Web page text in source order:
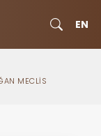
EN
MECLİS